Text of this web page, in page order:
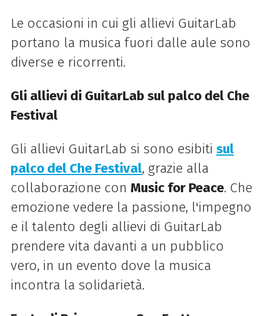
Le occasioni in cui gli allievi GuitarLab
portano la musica fuori dalle aule sono
diverse e ricorrenti.
Gli allievi di GuitarLab sul palco del Che
Festival
Gli allievi GuitarLab si sono esibiti sul
palco del Che Festival, grazie alla
collaborazione con Music for Peace. Che
emozione vedere la passione, l'impegno
e il talento degli allievi di GuitarLab
prendere vita davanti a un pubblico
vero, in un evento dove la musica
incontra la solidarietà.